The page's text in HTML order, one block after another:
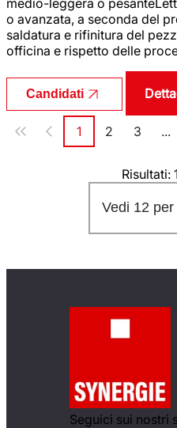
o avanzata, a seconda del
saldatura e rifinitura del
officina e rispetto delle
Candidati
Paginazione
Pagina
1 Pagina
2 Pagina
3 ...
Risultati:
Vedi 12
Seguici sui nostri